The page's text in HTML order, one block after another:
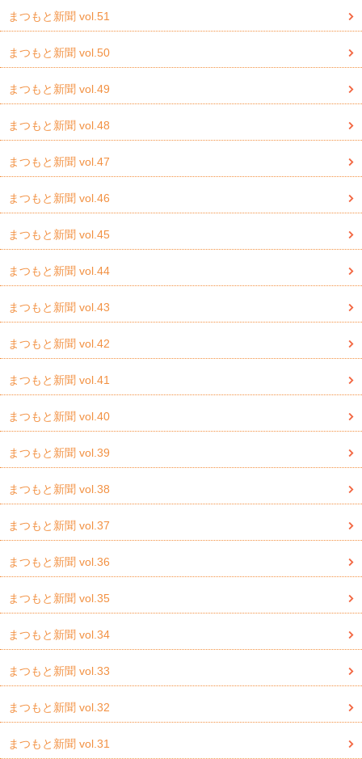
まつもと新聞 vol.51
まつもと新聞 vol.50
まつもと新聞 vol.49
まつもと新聞 vol.48
まつもと新聞 vol.47
まつもと新聞 vol.46
まつもと新聞 vol.45
まつもと新聞 vol.44
まつもと新聞 vol.43
まつもと新聞 vol.42
まつもと新聞 vol.41
まつもと新聞 vol.40
まつもと新聞 vol.39
まつもと新聞 vol.38
まつもと新聞 vol.37
まつもと新聞 vol.36
まつもと新聞 vol.35
まつもと新聞 vol.34
まつもと新聞 vol.33
まつもと新聞 vol.32
まつもと新聞 vol.31